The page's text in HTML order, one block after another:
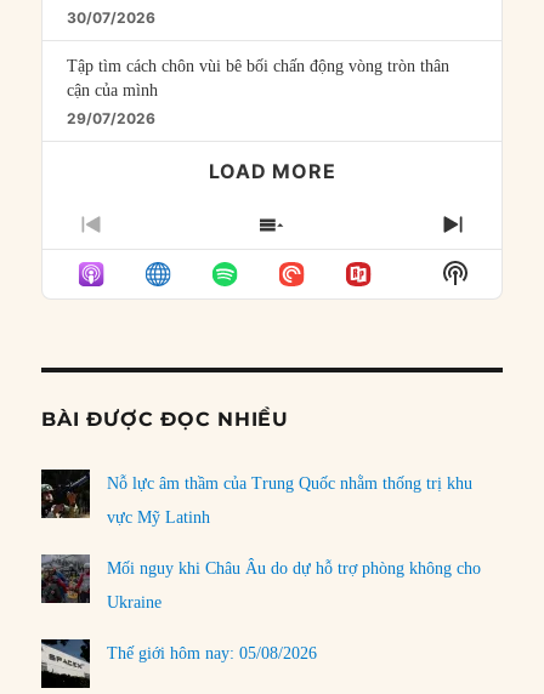
30/07/2026
Tập tìm cách chôn vùi bê bối chấn động vòng tròn thân
cận của mình
29/07/2026
LOAD MORE
PREVIOUS
EPISODE
SHOW
EPISODES
LIST
NEXT
Show
Podcast
BÀI ĐƯỢC ĐỌC NHIỀU
Nỗ lực âm thầm của Trung Quốc nhằm thống trị khu
vực Mỹ Latinh
Mối nguy khi Châu Âu do dự hỗ trợ phòng không cho
Ukraine
Thế giới hôm nay: 05/08/2026